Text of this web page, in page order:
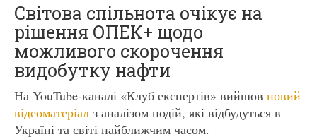
Світова спільнота очікує на
рішення ОПЕК+ щодо
можливого скорочення
видобутку нафти
На YouTube-каналі «Клуб експертів» вийшов новий
відеоматеріал з аналізом подій, які відбудуться в
Україні та світі найближчим часом.